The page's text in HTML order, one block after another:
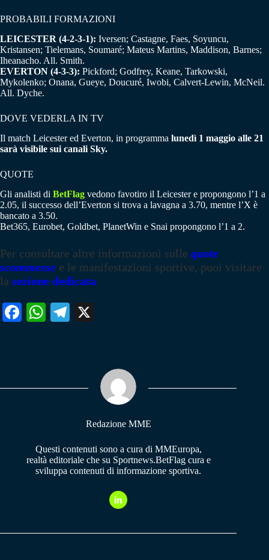
PROBABILI FORMAZIONI
LEICESTER (4-2-3-1): Iversen; Castagne, Faes, Soyuncu,
Kristansen; Tielemans, Soumaré; Mateus Martins, Maddison, Barnes;
Iheanacho. All. Smith.
EVERTON (4-3-3): Pickford; Godfrey, Keane, Tarkowski,
Mykolenko; Onana, Gueye, Doucuré, Iwobi, Calvert-Lewin, McNeil.
All. Dyche.
DOVE VEDERLA IN TV
Il match Leicester ed Everton, in programma lunedì 1 maggio alle 21
sarà visibile sui canali Sky.
QUOTE
Gli analisti di BetFlag vedono favotiro il Leicester e propongono l’1 a
2.05, il successo dell’Everton si trova a lavagna a 3.70, mentre l’X è
bancato a 3.50.
Bet365, Eurobet, Goldbet, PlanetWin e Snai propongono l’1 a 2.
Per consultare altre informazioni sulle quote
scommesse e le manifestazioni sportive, puoi visitare
la sezione dedicata
Fa W
pp
Te
m
Redazione MME
Questi contenuti sono a cura di MMEuropa,
realtà editoriale che su Sportnews.BetFlag cura e
sviluppa contenuti di informazione sportiva.